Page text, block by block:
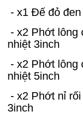
- x1 Đế đỏ
- x2 Phớt lông
nhiệt 3inch
- x2 Phớt lông
nhiệt 5inch
- x2 Phớt nỉ
3inch